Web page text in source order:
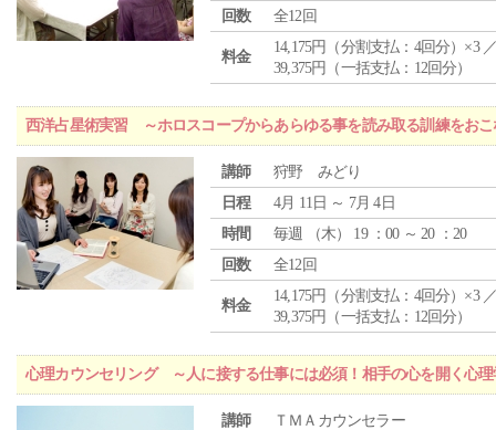
回数
全12回
料金
14,175円（分割支払：4回分）×3
39,375円（一括支払：12回分）
西洋占星術実習 ～ホロスコープからあらゆる事を読み取る訓練をおこ
講師
狩野 みどり
日程
4月 11日 ～ 7月 4日
時間
毎週 （木） 19 ：00 ～ 20 ：20
回数
全12回
料金
14,175円（分割支払：4回分）×3
39,375円（一括支払：12回分）
心理カウンセリング ～人に接する仕事には必須！相手の心を開く心理
講師
ＴＭＡカウンセラー